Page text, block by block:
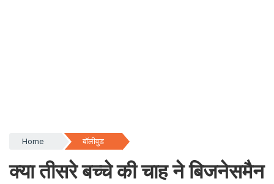
Home बॉलीवुड
क्या तीसरे बच्चे की चाह ने बिजनेसमैन